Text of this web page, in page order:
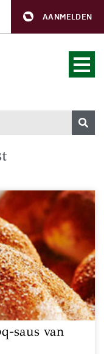
AANMELDEN
saus van